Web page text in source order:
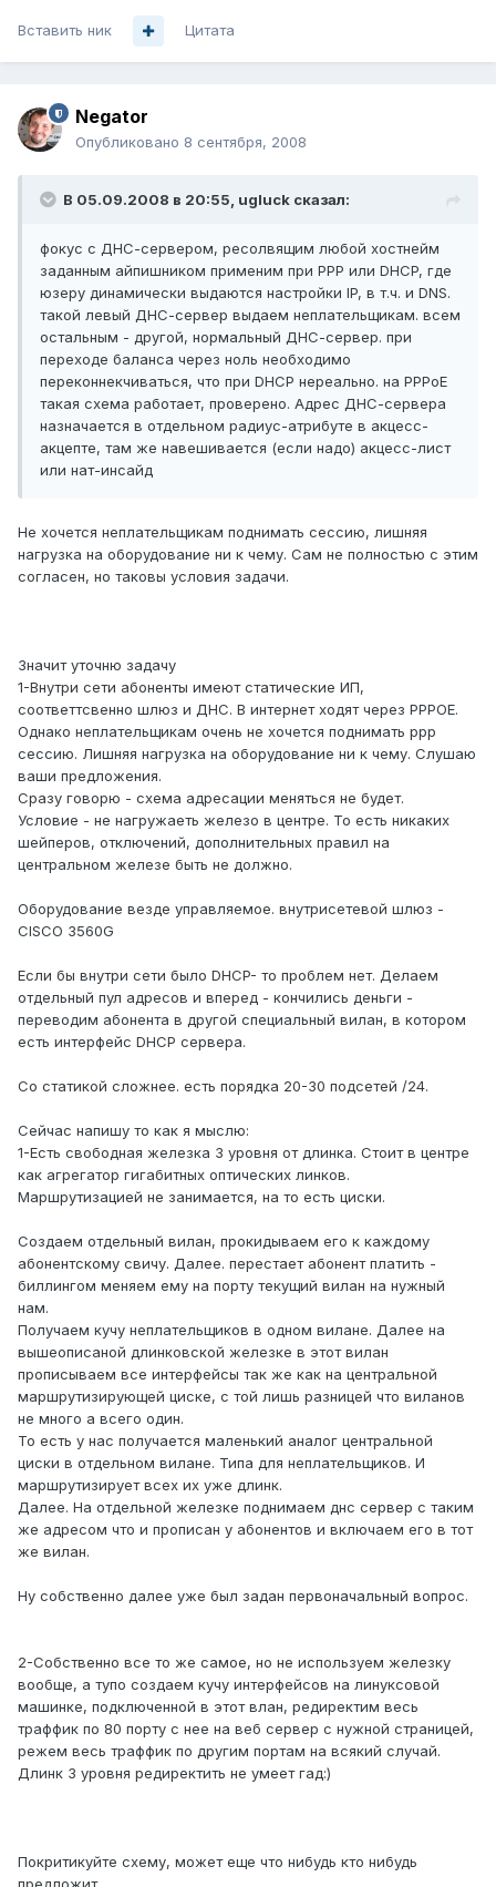
Вставить ник Цитата
Negator
Опубликовано 8 сентября, 2008
В 05.09.2008 в 20:55, ugluck сказал:
фокус с ДНС-сервером, ресолвящим любой хостнейм
заданным айпишником применим при PPP или DHCP, где
юзеру динамически выдаются настройки IP, в т.ч. и DNS.
такой левый ДНС-сервер выдаем неплательщикам. всем
остальным - другой, нормальный ДНС-сервер. при
переходе баланса через ноль необходимо
переконнекчиваться, что при DHCP нереально. на PPPoE
такая схема работает, проверено. Адрес ДНС-сервера
назначается в отдельном радиус-атрибуте в акцесс-
акцепте, там же навешивается (если надо) акцесс-лист
или нат-инсайд
Не хочется неплательщикам поднимать сессию, лишняя
нагрузка на оборудование ни к чему. Сам не полностью с этим
согласен, но таковы условия задачи.
Значит уточню задачу
1-Внутри сети абоненты имеют статические ИП,
соответтсвенно шлюз и ДНС. В интернет ходят через PPPOE.
Однако неплательщикам очень не хочется поднимать ppp
сессию. Лишняя нагрузка на оборудование ни к чему. Слушаю
ваши предложения.
Сразу говорю - схема адресации меняться не будет.
Условие - не нагружаеть железо в центре. То есть никаких
шейперов, отключений, дополнительных правил на
центральном железе быть не должно.
Оборудование везде управляемое. внутрисетевой шлюз -
CISCO 3560G
Если бы внутри сети было DHCP- то проблем нет. Делаем
отдельный пул адресов и вперед - кончились деньги -
переводим абонента в другой специальный вилан, в котором
есть интерфейс DHCP сервера.
Со статикой сложнее. есть порядка 20-30 подсетей /24.
Сейчас напишу то как я мыслю:
1-Есть свободная железка 3 уровня от длинка. Стоит в центре
как агрегатор гигабитных оптических линков.
Маршрутизацией не занимается, на то есть циски.
Создаем отдельный вилан, прокидываем его к каждому
абонентскому свичу. Далее. перестает абонент платить -
биллингом меняем ему на порту текущий вилан на нужный
нам.
Получаем кучу неплательщиков в одном вилане. Далее на
вышеописаной длинковской железке в этот вилан
прописываем все интерфейсы так же как на центральной
маршрутизирующей циске, с той лишь разницей что виланов
не много а всего один.
То есть у нас получается маленький аналог центральной
циски в отдельном вилане. Типа для неплательщиков. И
маршрутизирует всех их уже длинк.
Далее. На отдельной железке поднимаем днс сервер с таким
же адресом что и прописан у абонентов и включаем его в тот
же вилан.
Ну собственно далее уже был задан первоначальный вопрос.
2-Собственно все то же самое, но не используем железку
вообще, а тупо создаем кучу интерфейсов на линуксовой
машинке, подключенной в этот влан, редиректим весь
траффик по 80 порту с нее на веб сервер с нужной страницей,
режем весь траффик по другим портам на всякий случай.
Длинк 3 уровня редиректить не умеет гад:)
Покритикуйте схему, может еще что нибудь кто нибудь